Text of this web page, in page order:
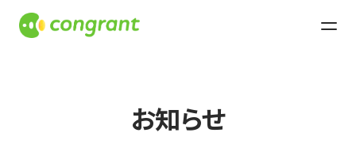
お知らせ